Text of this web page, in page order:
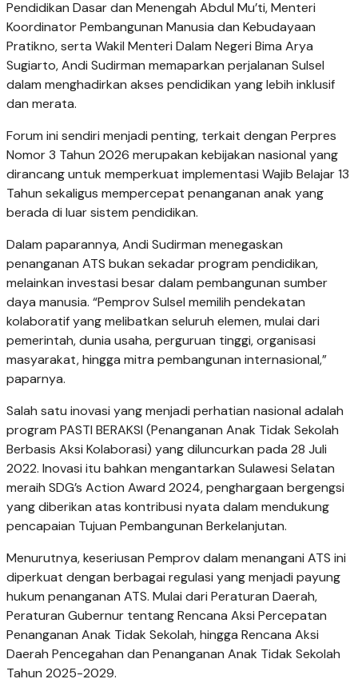
Pendidikan Dasar dan Menengah Abdul Mu’ti, Menteri
Koordinator Pembangunan Manusia dan Kebudayaan
Pratikno, serta Wakil Menteri Dalam Negeri Bima Arya
Sugiarto, Andi Sudirman memaparkan perjalanan Sulsel
dalam menghadirkan akses pendidikan yang lebih inklusif
dan merata.
Forum ini sendiri menjadi penting, terkait dengan Perpres
Nomor 3 Tahun 2026 merupakan kebijakan nasional yang
dirancang untuk memperkuat implementasi Wajib Belajar 13
Tahun sekaligus mempercepat penanganan anak yang
berada di luar sistem pendidikan.
Dalam paparannya, Andi Sudirman menegaskan
penanganan ATS bukan sekadar program pendidikan,
melainkan investasi besar dalam pembangunan sumber
daya manusia. “Pemprov Sulsel memilih pendekatan
kolaboratif yang melibatkan seluruh elemen, mulai dari
pemerintah, dunia usaha, perguruan tinggi, organisasi
masyarakat, hingga mitra pembangunan internasional,”
paparnya.
Salah satu inovasi yang menjadi perhatian nasional adalah
program PASTI BERAKSI (Penanganan Anak Tidak Sekolah
Berbasis Aksi Kolaborasi) yang diluncurkan pada 28 Juli
2022. Inovasi itu bahkan mengantarkan Sulawesi Selatan
meraih SDG’s Action Award 2024, penghargaan bergengsi
yang diberikan atas kontribusi nyata dalam mendukung
pencapaian Tujuan Pembangunan Berkelanjutan.
Menurutnya, keseriusan Pemprov dalam menangani ATS ini
diperkuat dengan berbagai regulasi yang menjadi payung
hukum penanganan ATS. Mulai dari Peraturan Daerah,
Peraturan Gubernur tentang Rencana Aksi Percepatan
Penanganan Anak Tidak Sekolah, hingga Rencana Aksi
Daerah Pencegahan dan Penanganan Anak Tidak Sekolah
Tahun 2025-2029.